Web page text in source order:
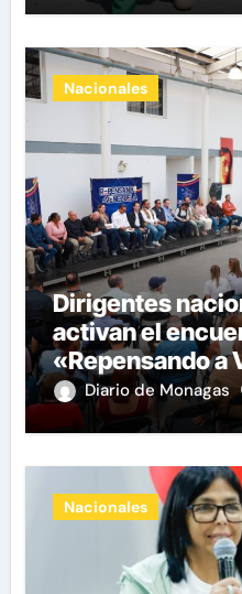
Nacionales
Dirigentes
activan el
«Repensando a
impulsar
comunidades
Diario de Monagas
Nacionales